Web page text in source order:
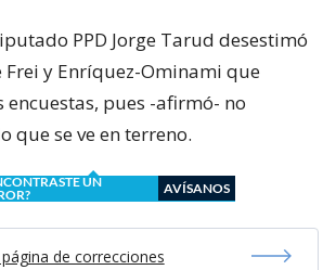
PPD Jorge Tarud desestimó
Frei y Enríquez-Ominami que
encuestas, pues -afirmó- no
que se ve en terreno.
UN
AVÍSANOS
de correcciones